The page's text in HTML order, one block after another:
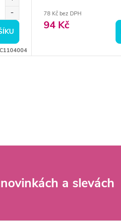
C1104004
78 Kč bez DPH
94 Kč
a slevách